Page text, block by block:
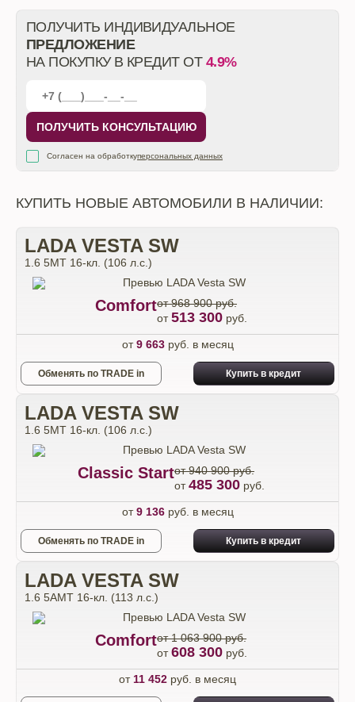
ПОЛУЧИТЬ ИНДИВИДУАЛЬНОЕ
ПРЕДЛОЖЕНИЕ
НА ПОКУПКУ В КРЕДИТ ОТ 4.9%
ПОЛУЧИТЬ КОНСУЛЬТАЦИЮ
Согласен на обработкуперсональных данных
КУПИТЬ НОВЫЕ АВТОМОБИЛИ В НАЛИЧИИ:
LADA VESTA SW
1.6 5MT 16-кл. (106 л.с.)
Comfortот 968 900 руб.
от513 300 руб.
от9 663руб. в месяц
Обменять по TRADE in Купить в кредит
LADA VESTA SW
1.6 5MT 16-кл. (106 л.с.)
Classic Startот 940 900 руб.
от485 300 руб.
от9 136руб. в месяц
Обменять по TRADE in Купить в кредит
LADA VESTA SW
1.6 5AMT 16-кл. (113 л.с.)
Comfortот 1 063 900 руб.
от608 300 руб.
от 11 452 руб. в месяц